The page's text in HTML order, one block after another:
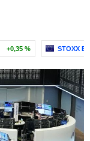
+0,35 % STOXX